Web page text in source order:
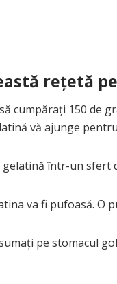
rețetă
cumpărați 150 de
vă ajunge
într-un sfert
va fi pufoasă. O
pe stomacul